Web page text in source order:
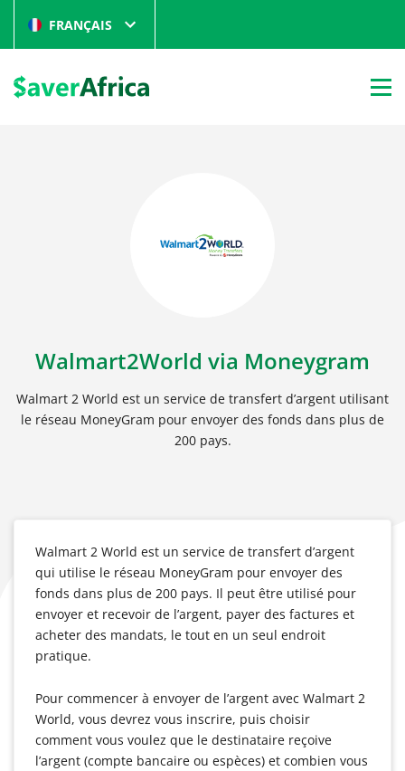
FRANÇAIS
Walmart2World via Moneygram
Walmart 2 World est un service de transfert d’argent utilisant
le réseau MoneyGram pour envoyer des fonds dans plus de
200 pays.
Walmart 2 World est un service de transfert d’argent
qui utilise le réseau MoneyGram pour envoyer des
fonds dans plus de 200 pays. Il peut être utilisé pour
envoyer et recevoir de l’argent, payer des factures et
acheter des mandats, le tout en un seul endroit
pratique.
Pour commencer à envoyer de l’argent avec Walmart 2
World, vous devrez vous inscrire, puis choisir
comment vous voulez que le destinataire reçoive
l’argent (compte bancaire ou espèces) et combien vous